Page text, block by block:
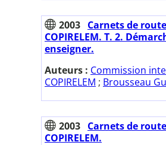
2003 Carnets de
COPIRELEM. T. 2.
enseigner.
Auteurs : Commission
COPIRELEM ; Brousseau
2003 Carnets de
COPIRELEM.